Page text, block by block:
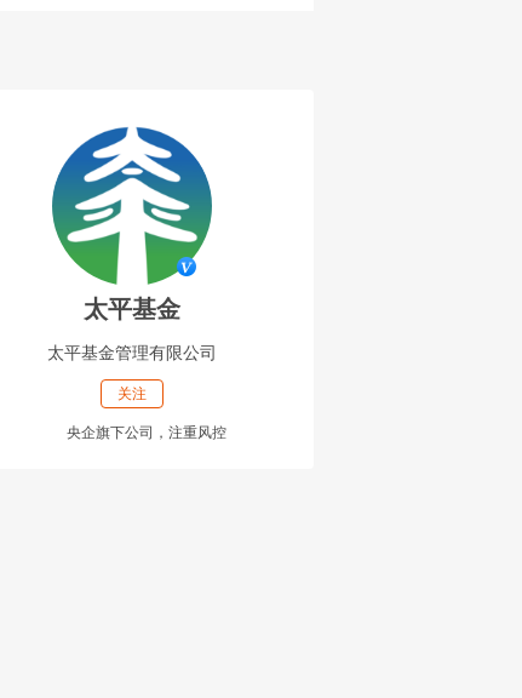
太平基金
太平基金管理有限公司
关注
央企旗下公司，注重风控